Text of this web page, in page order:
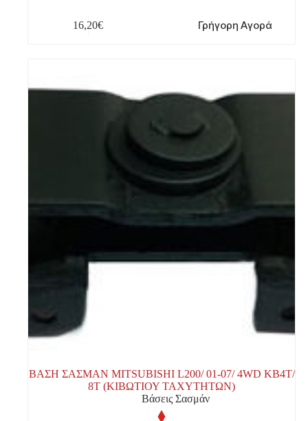
16,20€ Γρήγορη Αγορά
ΒΑΣΗ ΣΑΣΜΑΝ MITSUBISHI L200/ 01-07/ 4WD ΚΒ4Τ/
8Τ (ΚΙΒΩΤΙΟΥ ΤΑΧΥΤΗΤΩΝ)
Βάσεις Σασμάν